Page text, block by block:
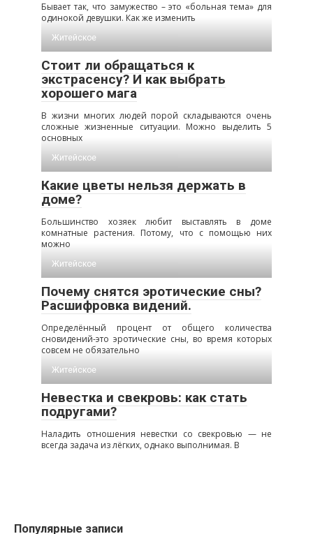
Бывает так, что замужество – это «больная тема» для
одинокой девушки. Как же изменить
Житейское
Стоит ли обращаться к
экстрасенсу? И как выбрать
хорошего мага
В жизни многих людей порой складываются очень
сложные жизненные ситуации. Можно выделить 5
основных
Житейское
Какие цветы нельзя держать в
доме?
Большинство хозяек любит выставлять в доме
комнатные растения. Потому, что с помощью них
можно
Житейское
Почему снятся эротические сны?
Расшифровка видений.
Определённый процент от общего количества
сновидений-это эротические сны, во время которых
совсем не обязательно
Житейское
Невестка и свекровь: как стать
подругами?
Наладить отношения невестки со свекровью — не
всегда задача из лёгких, однако выполнимая. В
Популярные записи